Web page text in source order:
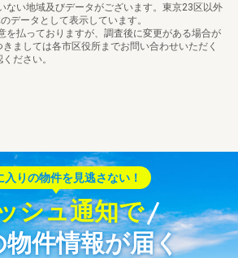
ない地域及びデータがございます。東京23区以外
データとして表示しています。
を払っておりますが、調査後に変更がある場合が
ましては各市区役所までお問い合わせいただく
ださい。
入りの物件を見逃さない！
シュ通知で
物件情報が届く